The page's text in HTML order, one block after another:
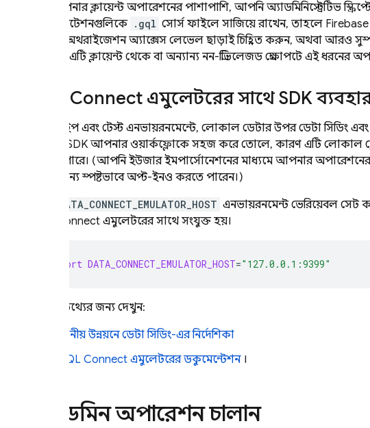
যদি আপনার ক্লায়েন্ট অপারেশনের পাশাপাশি, আপনি অ্যাডমিনিস্ট্রেটিভ
এবং মিউটেশনগুলিকে .gql সোর্স ফাইলে সাজিয়ে রাখেন, তাহলে
কোনো অথরাইজেশন অ্যাক্সেস লেভেল ছাড়াই চিহ্নিত করুন, অথবা আরও
ক্ষেত্রেই, এটি ক্লায়েন্ট থেকে বা অন্যান্য নন-প্রিভিলেজড প্রেক্ষাপটে এই
SQL Connect এমুলেটরের সাথে SDK
প্রোটোটাইপ এবং টেস্ট এনভায়রনমেন্টে, লোকাল ডেটার উপর ডেটা সিডিং
Admin SDK আপনার ওয়ার্কফ্লোকে সহজ করে তোলে, কারণ এটি লোকাল
করতে পারে। (আপনি ইউজার ইমপার্সোনেশনের মাধ্যমে আপনার
চলার জন্য স্পষ্টভাবে অপ্ট-ইনও করতে পারেন।)
DATA_CONNECT_EMULATOR_HOST এনভায়রনমেন্ট ভেরিয়েবল সেট
SQL Connect এমুলেটরের সাথে সংযুক্ত হয়।
export DATA_CONNECT_EMULATOR_HOST="127.0.0.1:9399"
আরও তথ্যের জন্য দেখুন:
স্থানীয় উন্নয়নে ডেটা সিডিং-এর নির্দেশিকা
SQL Connect এমুলেটরের ডকুমেন্টেশন।
অ্যাডমিন অপারেশন চালান